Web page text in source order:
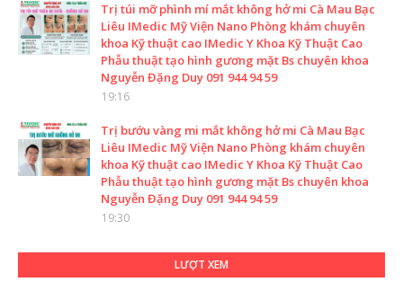
Trị túi mỡ phình mí mắt không hở mi Cà Mau Bạc
Liêu IMedic Mỹ Viện Nano Phòng khám chuyên
khoa Kỹ thuật cao IMedic Y Khoa Kỹ Thuật Cao
Phẫu thuật tạo hình gương mặt Bs chuyên khoa
Nguyễn Đặng Duy 091 944 94 59
19:16
Trị bướu vàng mi mắt không hở mi Cà Mau Bạc
Liêu IMedic Mỹ Viện Nano Phòng khám chuyên
khoa Kỹ thuật cao IMedic Y Khoa Kỹ Thuật Cao
Phẫu thuật tạo hình gương mặt Bs chuyên khoa
Nguyễn Đặng Duy 091 944 94 59
19:30
LƯỢT XEM